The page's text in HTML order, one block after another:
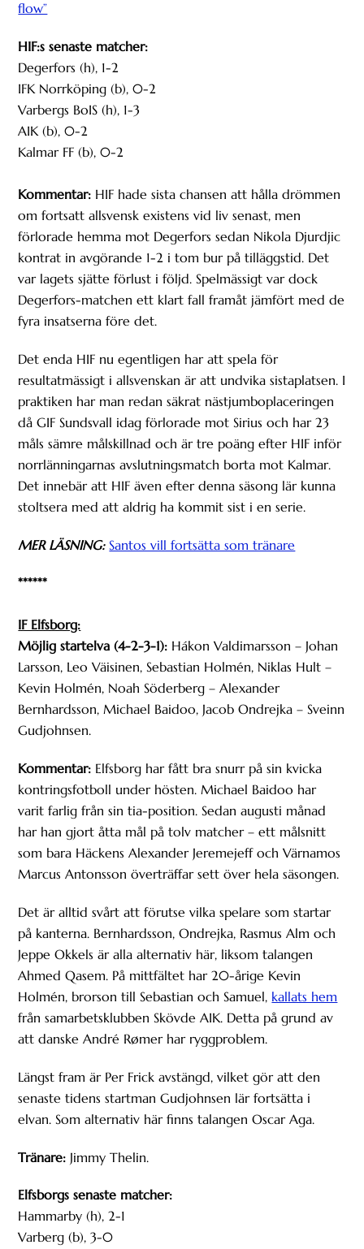
flow”
HIF:s senaste matcher:
Degerfors (h), 1-2
IFK Norrköping (b), 0-2
Varbergs BoIS (h), 1-3
AIK (b), 0-2
Kalmar FF (b), 0-2
Kommentar: HIF hade sista chansen att hålla drömmen
om fortsatt allsvensk existens vid liv senast, men
förlorade hemma mot Degerfors sedan Nikola Djurdjic
kontrat in avgörande 1-2 i tom bur på tilläggstid. Det
var lagets sjätte förlust i följd. Spelmässigt var dock
Degerfors-matchen ett klart fall framåt jämfört med de
fyra insatserna före det.
Det enda HIF nu egentligen har att spela för
resultatmässigt i allsvenskan är att undvika sistaplatsen. I
praktiken har man redan säkrat nästjumboplaceringen
då GIF Sundsvall idag förlorade mot Sirius och har 23
måls sämre målskillnad och är tre poäng efter HIF inför
norrlänningarnas avslutningsmatch borta mot Kalmar.
Det innebär att HIF även efter denna säsong lär kunna
stoltsera med att aldrig ha kommit sist i en serie.
MER LÄSNING: Santos vill fortsätta som tränare
******
IF Elfsborg:
Möjlig startelva (4-2-3-1): Hákon Valdimarsson – Johan
Larsson, Leo Väisinen, Sebastian Holmén, Niklas Hult –
Kevin Holmén, Noah Söderberg – Alexander
Bernhardsson, Michael Baidoo, Jacob Ondrejka – Sveinn
Gudjohnsen.
Kommentar: Elfsborg har fått bra snurr på sin kvicka
kontringsfotboll under hösten. Michael Baidoo har
varit farlig från sin tia-position. Sedan augusti månad
har han gjort åtta mål på tolv matcher – ett målsnitt
som bara Häckens Alexander Jeremejeff och Värnamos
Marcus Antonsson överträffar sett över hela säsongen.
Det är alltid svårt att förutse vilka spelare som startar
på kanterna. Bernhardsson, Ondrejka, Rasmus Alm och
Jeppe Okkels är alla alternativ här, liksom talangen
Ahmed Qasem. På mittfältet har 20-årige Kevin
Holmén, brorson till Sebastian och Samuel, kallats hem
från samarbetsklubben Skövde AIK. Detta på grund av
att danske André Rømer har ryggproblem.
Längst fram är Per Frick avstängd, vilket gör att den
senaste tidens startman Gudjohnsen lär fortsätta i
elvan. Som alternativ här finns talangen Oscar Aga.
Tränare: Jimmy Thelin.
Elfsborgs senaste matcher:
Hammarby (h), 2-1
Varberg (b), 3-0